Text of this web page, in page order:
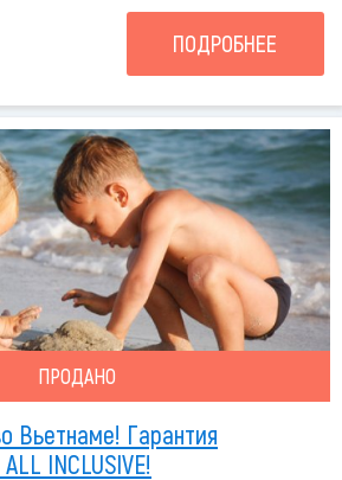
ПОДРОБНЕЕ
ПРОДАНО
Вьетнаме! Гарантия
INCLUSIVE!